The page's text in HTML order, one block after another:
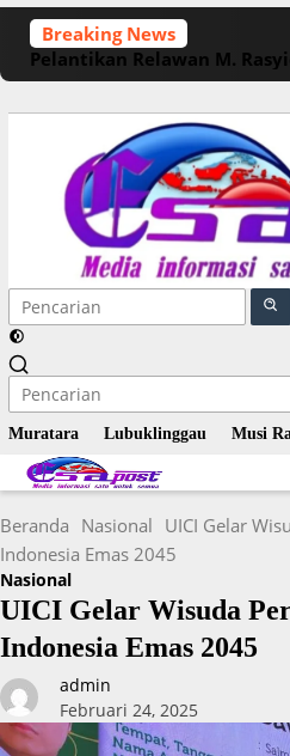
Langsung
konten
Breaking News
Pelantikan Relawan M.
Muratara Lubuklinggau Musi
Beranda Nasional UICI Gelar
Indonesia Emas 2045
Nasional
UICI Gelar Wisuda
Indonesia Emas 2045
admin
Februari 24, 2025